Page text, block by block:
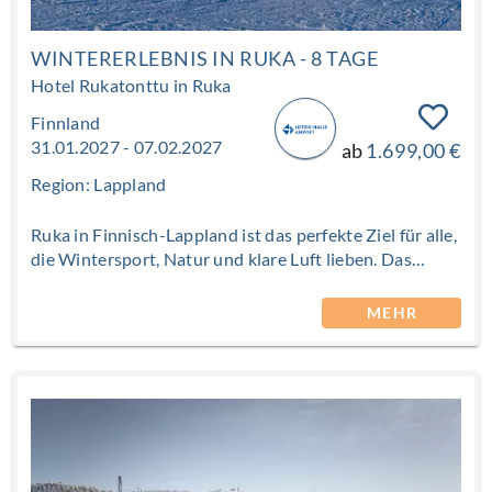
WINTERERLEBNIS IN RUKA - 8 TAGE
Hotel Rukatonttu in Ruka
Finnland
31.01.2027 - 07.02.2027
Region: Lappland
ab 1.699,00 €
Ruka in Finnisch-Lappland ist das perfekte Ziel für alle,
die Wintersport, Natur und klare Luft lieben. Das
präparierten Pisten, vielfältigen Outdoor-Aktivitäten
und einer einzigartigen Schneelandschaft. Das
gemütliche Hotel Rukatonttu überzeugt durch seine
verbindet auf ideale Weise Ruhe und Naturerlebnis mit
unvergesslicher Winterurlaub direkt vor der Tür.
MEHR